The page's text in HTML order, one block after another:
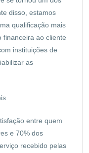
disso, estamos
qualificação mais
financeira ao cliente
instituições de
as
entre quem
e 70% dos
recebido pelas